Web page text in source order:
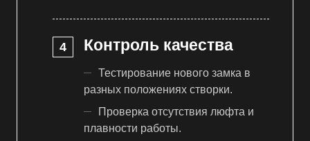
Контроль качества
Тестирование нового замка в
разных положениях створки.
Проверка отсутствия люфта и
плавности работы.